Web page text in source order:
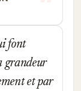
font
grandeur
et par